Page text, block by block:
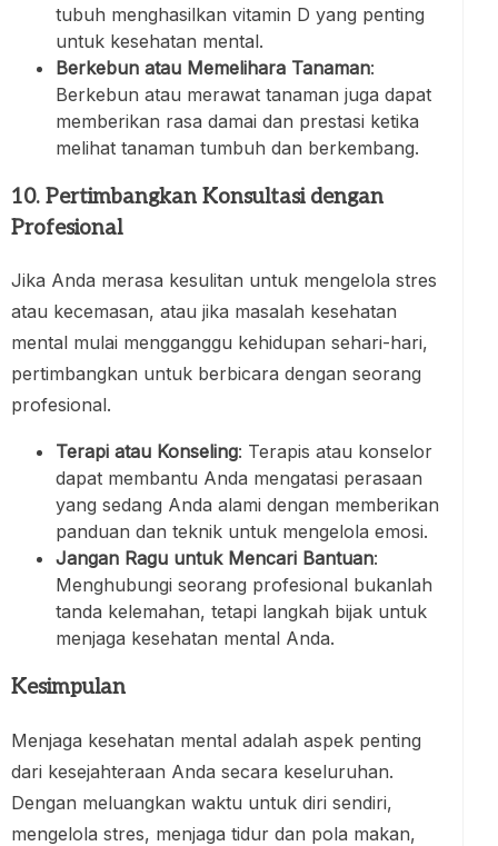
tubuh menghasilkan vitamin D yang penting
untuk kesehatan mental.
Berkebun atau Memelihara Tanaman:
Berkebun atau merawat tanaman juga dapat
memberikan rasa damai dan prestasi ketika
melihat tanaman tumbuh dan berkembang.
10. Pertimbangkan Konsultasi dengan
Profesional
Jika Anda merasa kesulitan untuk mengelola stres
atau kecemasan, atau jika masalah kesehatan
mental mulai mengganggu kehidupan sehari-hari,
pertimbangkan untuk berbicara dengan seorang
profesional.
Terapi atau Konseling: Terapis atau konselor
dapat membantu Anda mengatasi perasaan
yang sedang Anda alami dengan memberikan
panduan dan teknik untuk mengelola emosi.
Jangan Ragu untuk Mencari Bantuan:
Menghubungi seorang profesional bukanlah
tanda kelemahan, tetapi langkah bijak untuk
menjaga kesehatan mental Anda.
Kesimpulan
Menjaga kesehatan mental adalah aspek penting
dari kesejahteraan Anda secara keseluruhan.
Dengan meluangkan waktu untuk diri sendiri,
mengelola stres, menjaga tidur dan pola makan,